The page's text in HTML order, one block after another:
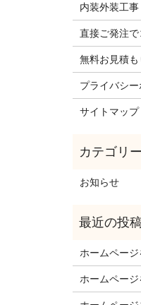
内装外装工事
直接ご発注
無料お見積
プライバシ
サイトマップ
お知らせ
ホームページ
ホームページ